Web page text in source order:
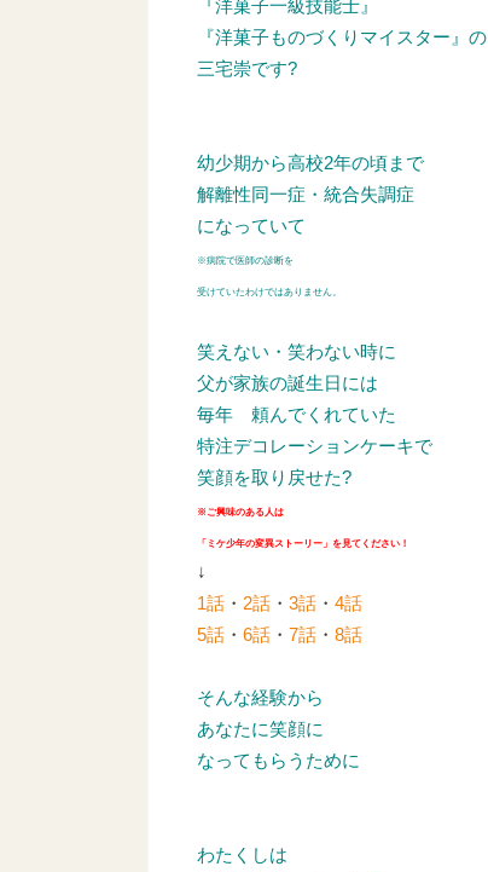
『洋菓子一級技能士』
『洋菓子ものづくりマイスター』の
三宅崇です?
幼少期から高校2年の頃まで
解離性同一症・統合失調症
になっていて
※病院で医師の診断を
受けていたわけではありません。
笑えない・笑わない時に
父が家族の誕生日には
毎年 頼んでくれていた
特注デコレーションケーキで
笑顔を取り戻せた?
※ご興味のある人は
「ミケ少年の変異ストーリー」を見てください！
↓
1話 ・ 2話 ・ 3話 ・ 4話
5話 ・ 6話 ・ 7話 ・ 8話
そんな経験から
あなたに笑顔に
なってもらうために
わたくしは